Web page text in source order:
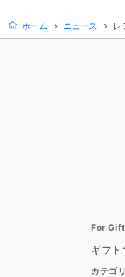
ホーム ニュース レ
For Gift
ギフト
カテゴ